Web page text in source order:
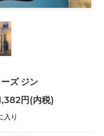
ズ ジン
円(内税)
入り